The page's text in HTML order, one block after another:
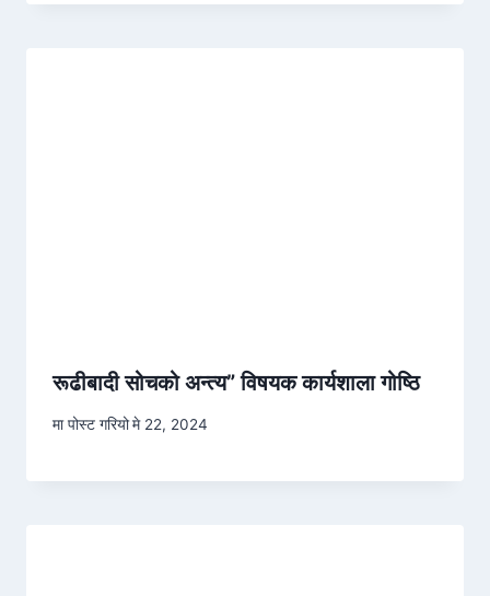
रूढीबादी सोचको अन्त्य” विषयक कार्यशाला गोष्ठि
मा पोस्ट गरियोमे 22, 2024